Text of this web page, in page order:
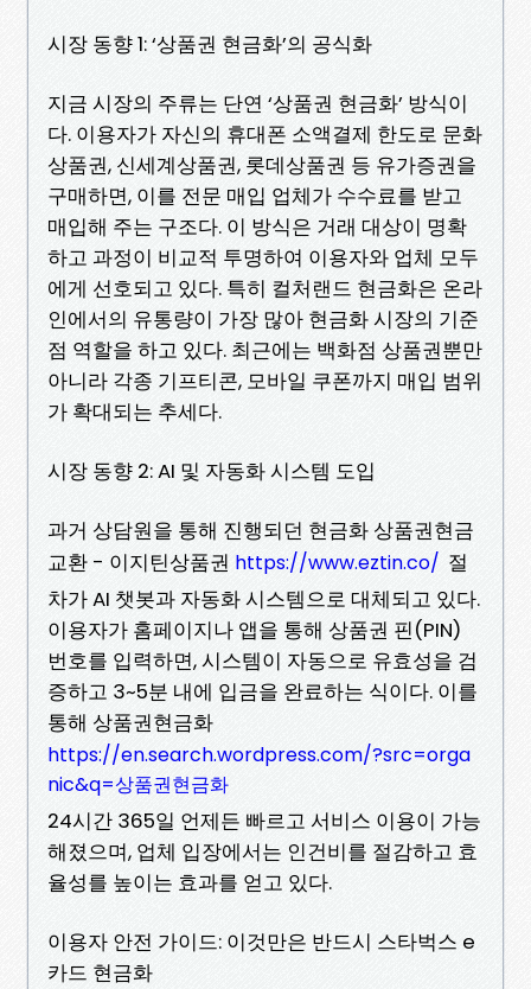
시장 동향 1: ‘상품권 현금화’의 공식화
지금 시장의 주류는 단연 ‘상품권 현금화’ 방식이
다. 이용자가 자신의 휴대폰 소액결제 한도로 문화
상품권, 신세계상품권, 롯데상품권 등 유가증권을
구매하면, 이를 전문 매입 업체가 수수료를 받고
매입해 주는 구조다. 이 방식은 거래 대상이 명확
하고 과정이 비교적 투명하여 이용자와 업체 모두
에게 선호되고 있다. 특히 컬처랜드 현금화은 온라
인에서의 유통량이 가장 많아 현금화 시장의 기준
점 역할을 하고 있다. 최근에는 백화점 상품권뿐만
아니라 각종 기프티콘, 모바일 쿠폰까지 매입 범위
가 확대되는 추세다.
시장 동향 2: AI 및 자동화 시스템 도입
과거 상담원을 통해 진행되던 현금화 상품권현금
교환 - 이지틴상품권 https://www.eztin.co/ 절
차가 AI 챗봇과 자동화 시스템으로 대체되고 있다.
이용자가 홈페이지나 앱을 통해 상품권 핀(PIN)
번호를 입력하면, 시스템이 자동으로 유효성을 검
증하고 3~5분 내에 입금을 완료하는 식이다. 이를
통해 상품권현금화
https://en.search.wordpress.com/?src=orga
nic&q=상품권현금화
24시간 365일 언제든 빠르고 서비스 이용이 가능
해졌으며, 업체 입장에서는 인건비를 절감하고 효
율성를 높이는 효과를 얻고 있다.
이용자 안전 가이드: 이것만은 반드시 스타벅스 e
카드 현금화